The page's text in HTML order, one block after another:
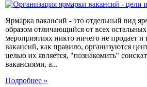
Ярмарка вакансий - это отдельный вид
образом отличающийся от всех
мероприятиях никто ничего не продает
вакансий, как правило, организуются
целью их является, "познакомить"
вакансиями, а...
Подробнее »